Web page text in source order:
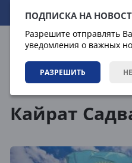
ПОДПИСКА НА
Разрешите отправлять
уведомления о важных
РАЗРЕШИТЬ
08.08.2026 22:24:58
Кайрат